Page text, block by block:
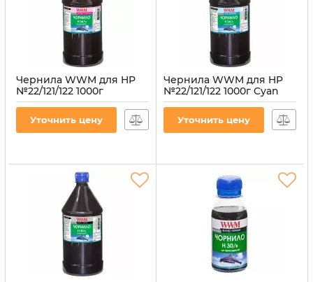
Чернила WWM для HP
№22/121/122 1000г
Magenta
(H34/M-4)
Уточнить цену
Чернила WWM для HP
№22/121/122 1000г Cyan
водорастворимые
H34/C-4
Уточнить цену